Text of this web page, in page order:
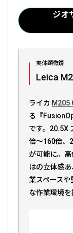
ジオ
実体顕微鏡
Leica
ライカ M205
る『
です。20.5X
倍～160倍、
が可能に。
はの立体感
業スペース
な作業環境を